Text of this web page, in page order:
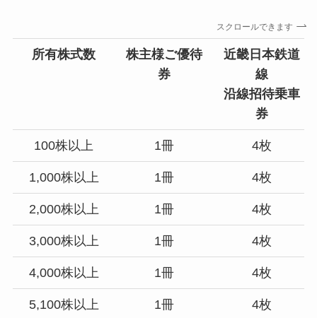
スクロールできます
所有株式数
株主様ご優待
券
近畿日本鉄道
線
沿線招待乗車
券
100株以上 1冊 4枚
1,000株以上 1冊 4枚
2,000株以上 1冊 4枚
3,000株以上 1冊 4枚
4,000株以上 1冊 4枚
5,100株以上 1冊 4枚